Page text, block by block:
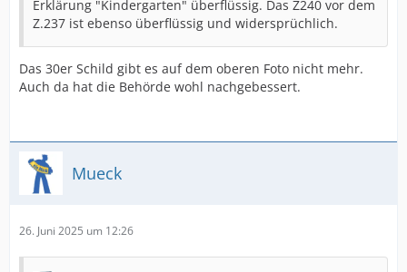
Erklärung "Kindergarten" überflüssig. Das Z240 vor dem
Z.237 ist ebenso überflüssig und widersprüchlich.
Das 30er Schild gibt es auf dem oberen Foto nicht mehr.
Auch da hat die Behörde wohl nachgebessert.
Mueck
26. Juni 2025 um 12:26